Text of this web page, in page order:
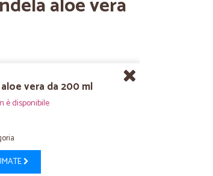
vera da 200 ml
è disponibile